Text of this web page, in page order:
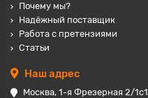
Почему мы?
Надёжный поставщик
Работа с претензиями
Статьи
Наш адрес
Москва, 1-я Фрезерная 2/1с1